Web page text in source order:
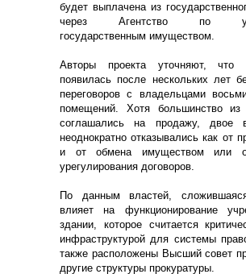
будет выплачена из
через Агентство по
государственным имуществом.
Авторы проекта уточняют, что
появилась после нескольких лет
переговоров с владельцами
помещений. Хотя большинство из
соглашались на продажу, двое
неоднократно отказывались как от
и от обмена имуществом или
урегулирования договоров.
По данным властей,
влияет на функционирование
здании, которое считается
инфраструктурой для системы
также расположены Высший совет
другие структуры прокуратуры.